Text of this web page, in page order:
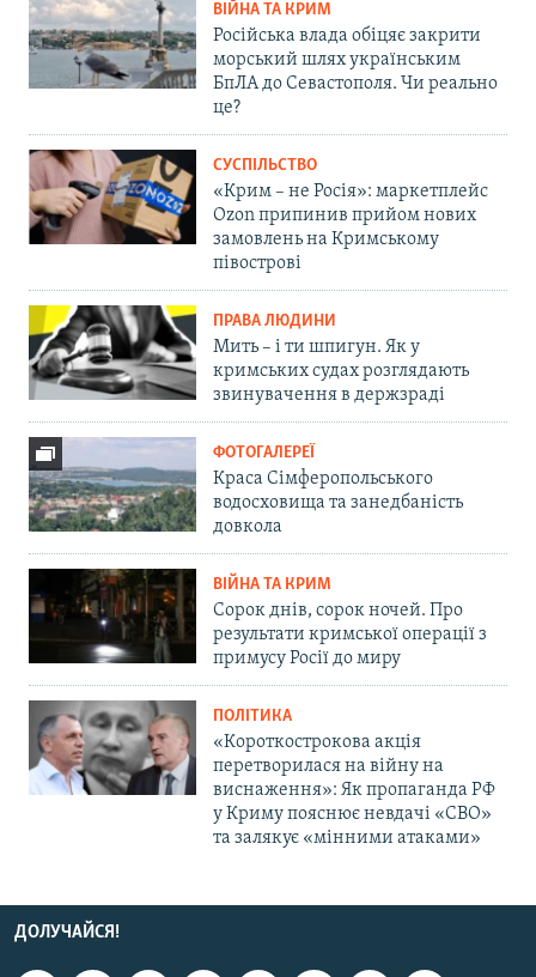
ВІЙНА ТА КРИМ
Російська влада обіцяє закрити
морський шлях українським
БпЛА до Севастополя. Чи реально
це?
СУСПІЛЬСТВО
«Крим – не Росія»: маркетплейс
Ozon припинив прийом нових
замовлень на Кримському
півострові
ПРАВА ЛЮДИНИ
Мить – і ти шпигун. Як у
кримських судах розглядають
звинувачення в держзраді
ФОТОГАЛЕРЕЇ
Краса Сімферопольського
водосховища та занедбаність
довкола
ВІЙНА ТА КРИМ
Сорок днів, сорок ночей. Про
результати кримської операції з
примусу Росії до миру
ПОЛІТИКА
«Короткострокова акція
перетворилася на війну на
виснаження»: Як пропаганда РФ
у Криму пояснює невдачі «СВО»
та залякує «мінними атаками»
ДОЛУЧАЙСЯ!